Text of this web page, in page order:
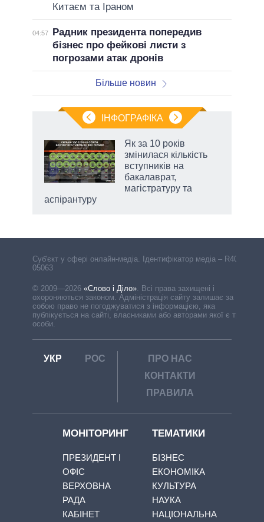
Китаєм та Іраном
04:57
Радник президента попередив
бізнес про фейкові листи з
погрозами атак дронів
Більше новин
ІНФОГРАФІКА
Як за 10 років
змінилася кількість
вступників на
бакалаврат,
магістратуру та
аспірантуру
Cуб'єкт у сфері онлайн-медіа. Ідентифікатор медіа – R40-
05063
© 2009—2026 «Слово і Діло» Всі права захищені і
охороняються законом. Адміністрація сайту залишає за
собою право не погоджуватися з інформацією, яка
публікується на сайті, власниками або авторами якої є треті
особи.
УКР РОС
ПРО НАС
КОНТАКТИ
ПРАВИЛА
МОНІТОРИНГ
ПРЕЗИДЕНТ І
ОФІС
ВЕРХОВНА
РАДА
КАБІНЕТ
ТЕМАТИКИ
БІЗНЕС
ЕКОНОМІКА
КУЛЬТУРА
НАУКА
НАЦІОНАЛЬНА